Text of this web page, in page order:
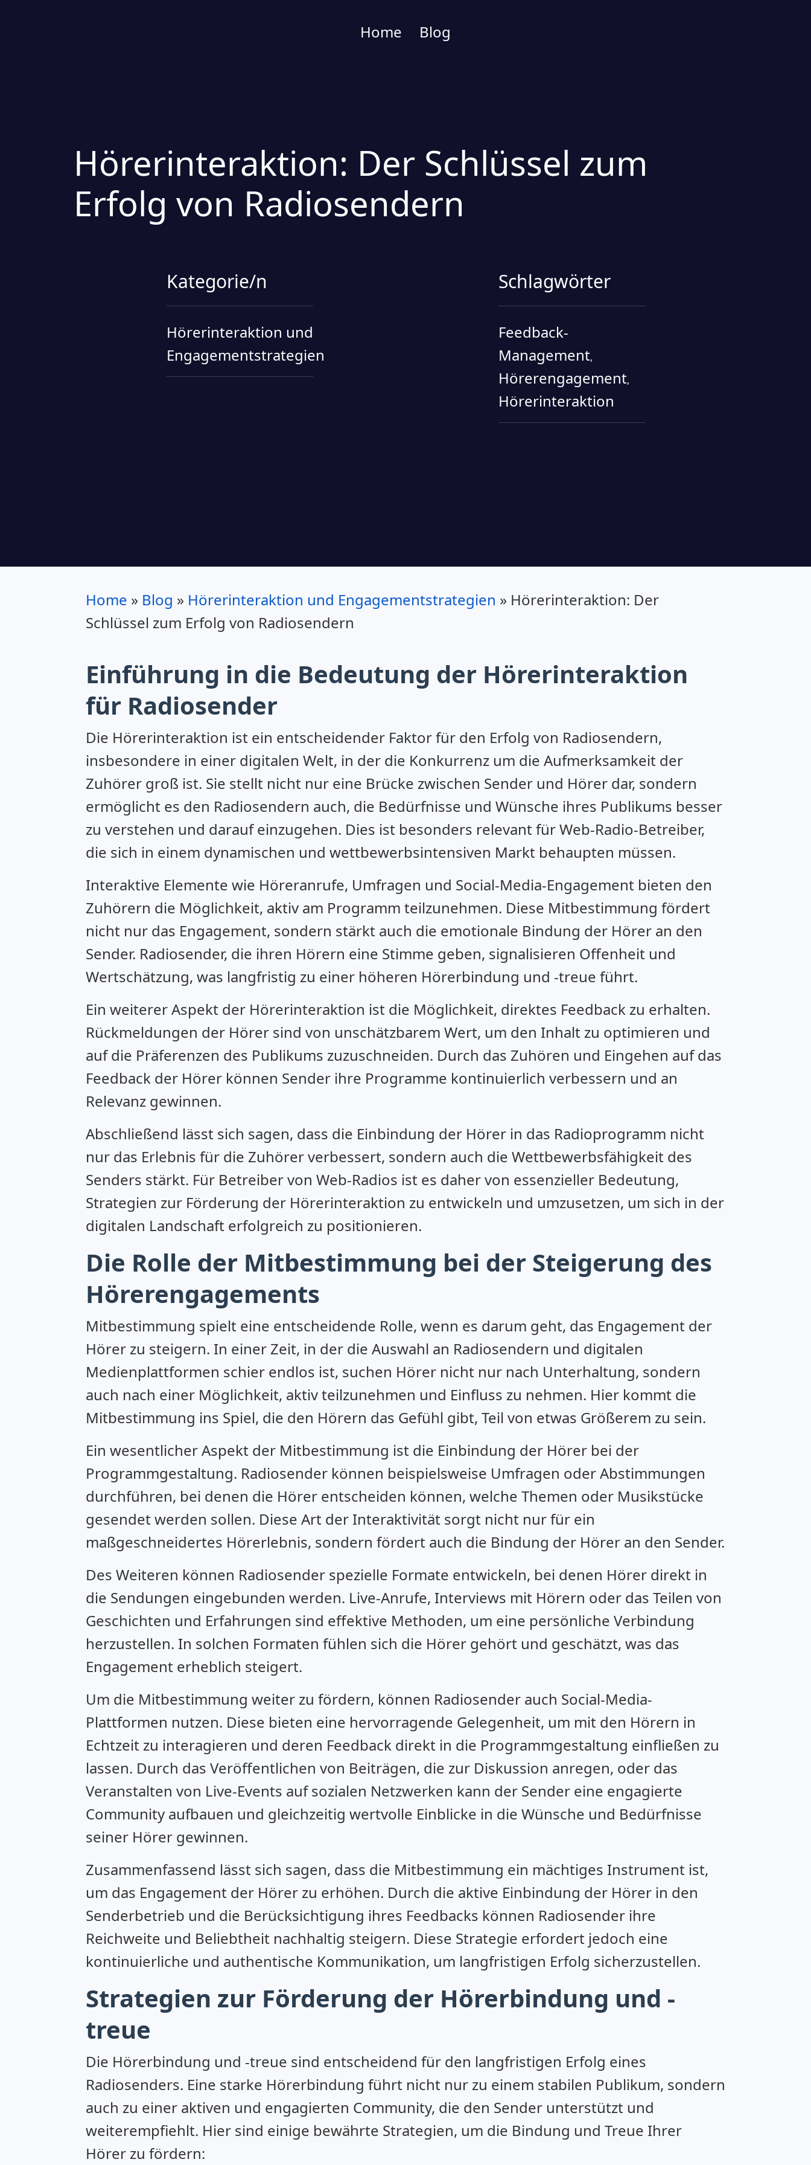
Home Blog
Hörerinteraktion: Der Schlüssel zum
Erfolg von Radiosendern
Kategorie/n
Hörerinteraktion und
Engagementstrategien
Schlagwörter
Feedback-
Management,
Hörerengagement,
Hörerinteraktion
Home » Blog » Hörerinteraktion und Engagementstrategien » Hörerinteraktion: Der
Schlüssel zum Erfolg von Radiosendern
Einführung in die Bedeutung der Hörerinteraktion
für Radiosender
Die Hörerinteraktion ist ein entscheidender Faktor für den Erfolg von Radiosendern,
insbesondere in einer digitalen Welt, in der die Konkurrenz um die Aufmerksamkeit der
Zuhörer groß ist. Sie stellt nicht nur eine Brücke zwischen Sender und Hörer dar, sondern
ermöglicht es den Radiosendern auch, die Bedürfnisse und Wünsche ihres Publikums besser
zu verstehen und darauf einzugehen. Dies ist besonders relevant für Web-Radio-Betreiber,
die sich in einem dynamischen und wettbewerbsintensiven Markt behaupten müssen.
Interaktive Elemente wie Höreranrufe, Umfragen und Social-Media-Engagement bieten den
Zuhörern die Möglichkeit, aktiv am Programm teilzunehmen. Diese Mitbestimmung fördert
nicht nur das Engagement, sondern stärkt auch die emotionale Bindung der Hörer an den
Sender. Radiosender, die ihren Hörern eine Stimme geben, signalisieren Offenheit und
Wertschätzung, was langfristig zu einer höheren Hörerbindung und -treue führt.
Ein weiterer Aspekt der Hörerinteraktion ist die Möglichkeit, direktes Feedback zu erhalten.
Rückmeldungen der Hörer sind von unschätzbarem Wert, um den Inhalt zu optimieren und
auf die Präferenzen des Publikums zuzuschneiden. Durch das Zuhören und Eingehen auf das
Feedback der Hörer können Sender ihre Programme kontinuierlich verbessern und an
Relevanz gewinnen.
Abschließend lässt sich sagen, dass die Einbindung der Hörer in das Radioprogramm nicht
nur das Erlebnis für die Zuhörer verbessert, sondern auch die Wettbewerbsfähigkeit des
Senders stärkt. Für Betreiber von Web-Radios ist es daher von essenzieller Bedeutung,
Strategien zur Förderung der Hörerinteraktion zu entwickeln und umzusetzen, um sich in der
digitalen Landschaft erfolgreich zu positionieren.
Die Rolle der Mitbestimmung bei der Steigerung des
Hörerengagements
Mitbestimmung spielt eine entscheidende Rolle, wenn es darum geht, das Engagement der
Hörer zu steigern. In einer Zeit, in der die Auswahl an Radiosendern und digitalen
Medienplattformen schier endlos ist, suchen Hörer nicht nur nach Unterhaltung, sondern
auch nach einer Möglichkeit, aktiv teilzunehmen und Einfluss zu nehmen. Hier kommt die
Mitbestimmung ins Spiel, die den Hörern das Gefühl gibt, Teil von etwas Größerem zu sein.
Ein wesentlicher Aspekt der Mitbestimmung ist die Einbindung der Hörer bei der
Programmgestaltung. Radiosender können beispielsweise Umfragen oder Abstimmungen
durchführen, bei denen die Hörer entscheiden können, welche Themen oder Musikstücke
gesendet werden sollen. Diese Art der Interaktivität sorgt nicht nur für ein
maßgeschneidertes Hörerlebnis, sondern fördert auch die Bindung der Hörer an den Sender.
Des Weiteren können Radiosender spezielle Formate entwickeln, bei denen Hörer direkt in
die Sendungen eingebunden werden. Live-Anrufe, Interviews mit Hörern oder das Teilen von
Geschichten und Erfahrungen sind effektive Methoden, um eine persönliche Verbindung
herzustellen. In solchen Formaten fühlen sich die Hörer gehört und geschätzt, was das
Engagement erheblich steigert.
Um die Mitbestimmung weiter zu fördern, können Radiosender auch Social-Media-
Plattformen nutzen. Diese bieten eine hervorragende Gelegenheit, um mit den Hörern in
Echtzeit zu interagieren und deren Feedback direkt in die Programmgestaltung einfließen zu
lassen. Durch das Veröffentlichen von Beiträgen, die zur Diskussion anregen, oder das
Veranstalten von Live-Events auf sozialen Netzwerken kann der Sender eine engagierte
Community aufbauen und gleichzeitig wertvolle Einblicke in die Wünsche und Bedürfnisse
seiner Hörer gewinnen.
Zusammenfassend lässt sich sagen, dass die Mitbestimmung ein mächtiges Instrument ist,
um das Engagement der Hörer zu erhöhen. Durch die aktive Einbindung der Hörer in den
Senderbetrieb und die Berücksichtigung ihres Feedbacks können Radiosender ihre
Reichweite und Beliebtheit nachhaltig steigern. Diese Strategie erfordert jedoch eine
kontinuierliche und authentische Kommunikation, um langfristigen Erfolg sicherzustellen.
Strategien zur Förderung der Hörerbindung und -
treue
Die Hörerbindung und -treue sind entscheidend für den langfristigen Erfolg eines
Radiosenders. Eine starke Hörerbindung führt nicht nur zu einem stabilen Publikum, sondern
auch zu einer aktiven und engagierten Community, die den Sender unterstützt und
weiterempfiehlt. Hier sind einige bewährte Strategien, um die Bindung und Treue Ihrer
Hörer zu fördern: